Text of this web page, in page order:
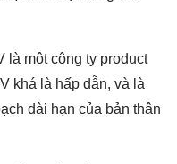
là một công ty product
khá là hấp dẫn, và là
dài hạn của bản thân